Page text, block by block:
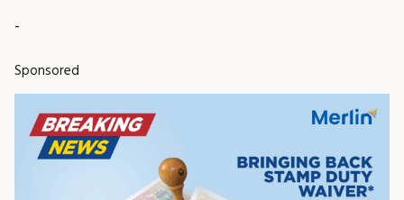
-
Sponsored